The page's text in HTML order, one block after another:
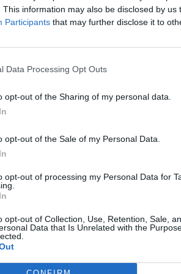
This information may also be disclosed by us
Participants that may further disclose it to
Data Processing Opt Outs
opt-out of the Sharing of my personal data.
opt-out of the Sale of my Personal Data.
opt-out of processing my Personal Data for
opt-out of Collection, Use, Retention, Sale,
Data that Is Unrelated with the
alapján - megkeresést intézett a
tájékoztatási kötelezettség nem
tartalmazza:
cikkarchívum
elmúlt 2 év napon belüli
Előfizetés